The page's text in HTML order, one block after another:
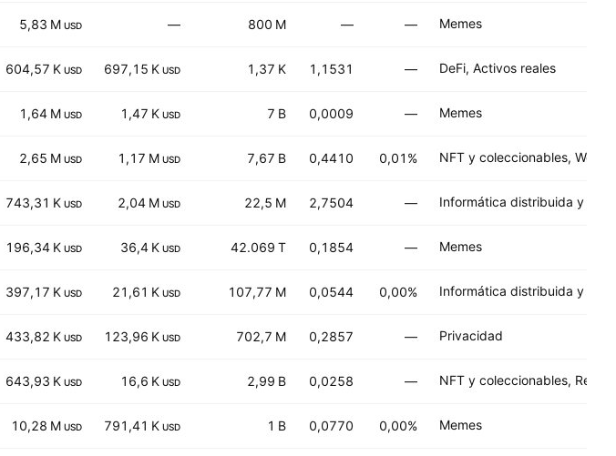
5,83 M USD — 800 M — — Memes
604,57 K USD 697,15 K USD 1,37 K 1,1531 — DeFi, Activos reales
1,64 M USD 1,47 K USD 7 B 0,0009 — Memes
2,65 M USD 1,17 M USD 7,67 B 0,4410 0,01% NFT y coleccionables, Web3
743,31 K USD 2,04 M USD 22,5 M 2,7504 —
196,34 K USD 36,4 K USD 42.069 T 0,1854 — Memes
397,17 K USD 21,61 K USD 107,77 M 0,0544 0,00%
433,82 K USD 123,96 K USD 702,7 M 0,2857 — Privacidad
643,93 K USD 16,6 K USD 2,99 B 0,0258 —
10,28 M USD 791,41 K USD 1 B 0,0770 0,00% Memes